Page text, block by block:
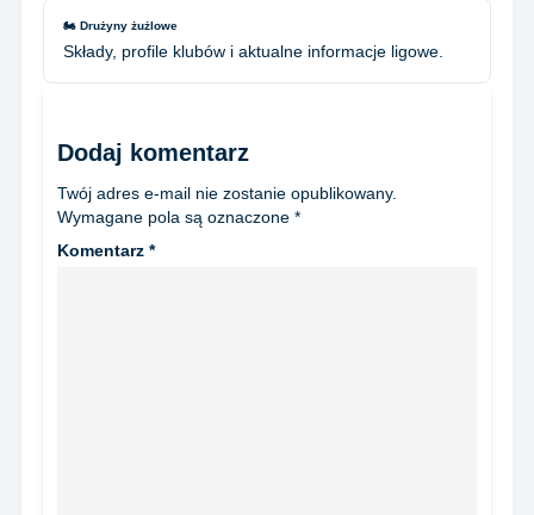
🏍️ Drużyny żużlowe
Składy, profile klubów i aktualne informacje ligowe.
Dodaj komentarz
Twój adres e-mail nie zostanie opublikowany.
Wymagane pola są oznaczone *
Komentarz *